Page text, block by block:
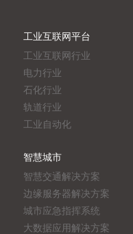
工业互联网平台
工业互联网行业
电力行业
石化行业
轨道行业
工业自动化
智慧城市
智慧交通解决方案
边缘服务器解决方案
城市应急指挥系统
大数据应用解决方案